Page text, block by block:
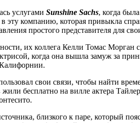
услугами Sunshine Sachs, когда
эту компанию, которая привыкла
простого представителя для
их коллега Келли Томас
когда она вышла замуж за
свои связи, чтобы найти
жили бесплатно на вилле актера
близкого к паре, который